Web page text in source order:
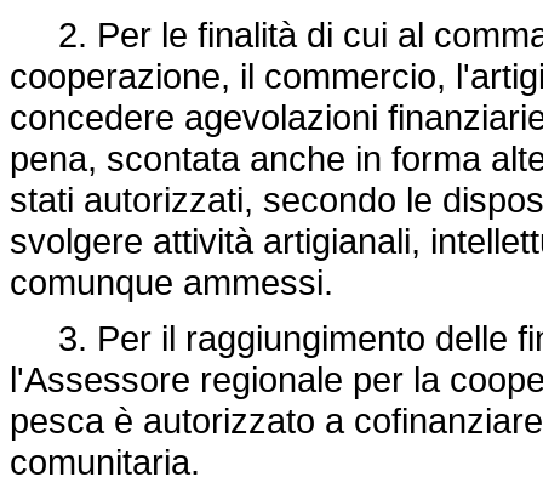
2. Per le finalità di cui al
cooperazione, il commercio,
concedere agevolazioni
pena, scontata anche in forma
stati autorizzati, secondo le
svolgere attività artigianali,
comunque ammessi.
3. Per il raggiungimento delle
l'Assessore regionale per la
pesca è autorizzato a
comunitaria.